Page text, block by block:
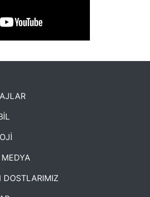
Etkinliği
DOSTLARIMIZ